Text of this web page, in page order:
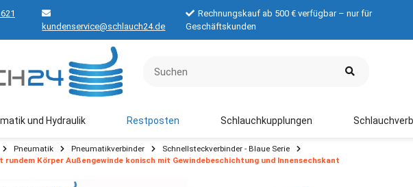
kundenservice@schlauch24.de
Rechnungskauf ab 500 € verfügbar – nur für
Geschäftskunden
und Hydraulik Restposten Schlauchkupplungen
Pneumatik Pneumatikverbinder
Schnellsteckverbinder - Blaue Serie
rundem Körper Außengewinde konisch mit Gewindebeschichtung und Innensechskant